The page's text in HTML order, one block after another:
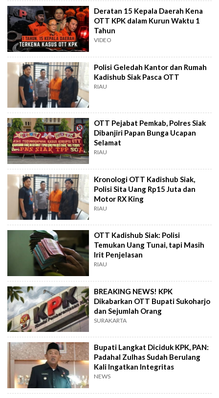
Deratan 15 Kepala Daerah Kena
OTT KPK dalam Kurun Waktu 1
Tahun
VIDEO
Polisi Geledah Kantor dan Rumah
Kadishub Siak Pasca OTT
RIAU
OTT Pejabat Pemkab, Polres Siak
Dibanjiri Papan Bunga Ucapan
Selamat
RIAU
Kronologi OTT Kadishub Siak,
Polisi Sita Uang Rp15 Juta dan
Motor RX King
RIAU
OTT Kadishub Siak: Polisi
Temukan Uang Tunai, tapi Masih
Irit Penjelasan
RIAU
BREAKING NEWS! KPK
Dikabarkan OTT Bupati Sukoharjo
dan Sejumlah Orang
SURAKARTA
Bupati Langkat Diciduk KPK, PAN:
Padahal Zulhas Sudah Berulang
Kali Ingatkan Integritas
NEWS